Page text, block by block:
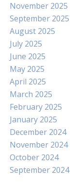
November 2025
September 2025
August 2025
July 2025
June 2025
May 2025
April 2025
March 2025
February 2025
January 2025
December 2024
November 2024
October 2024
September 2024